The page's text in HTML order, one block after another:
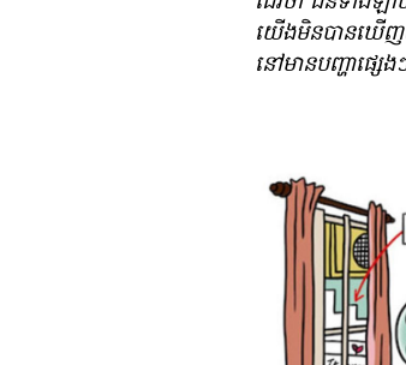
យើង​មិន​បាន​ឃើញ​
នៅ​មាន​បញ្ហា​ផ្សេ